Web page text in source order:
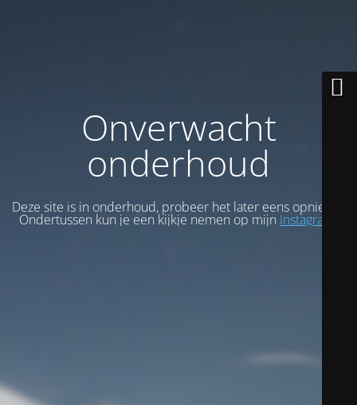
Onverwacht
onderhoud
Deze site is in onderhoud, probeer het later eens opnieuw.
Ondertussen kun je een kijkje nemen op mijn Instagram